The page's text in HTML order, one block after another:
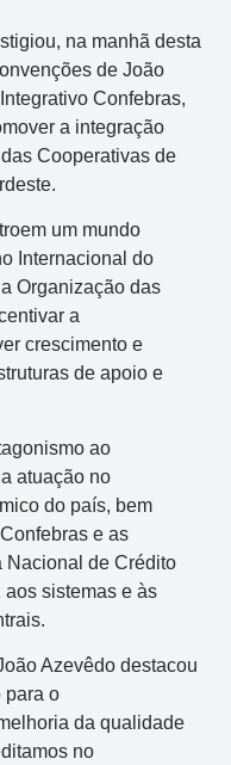
na manhã desta
de João
Confebras,
a integração
Cooperativas de
um mundo
Internacional do
Organização das
a
crescimento e
de apoio e
ao
atuação no
do país, bem
e as
Nacional de Crédito
sistemas e às
Azevêdo destacou
para o
da qualidade
no